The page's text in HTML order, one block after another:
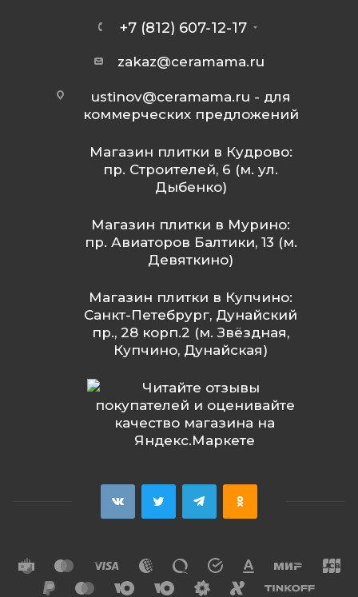
+7 (812) 607-12-17
zakaz@ceramama.ru
ustinov@ceramama.ru - для
коммерческих предложений
Магазин плитки в Кудрово:
пр. Строителей, 6 (м. ул.
Дыбенко)
Магазин плитки в Мурино:
пр. Авиаторов Балтики, 13 (м.
Девяткино)
Магазин плитки в Купчино:
Санкт-Петебрург, Дунайский
пр., 28 корп.2 (м. Звёздная,
Купчино, Дунайская)